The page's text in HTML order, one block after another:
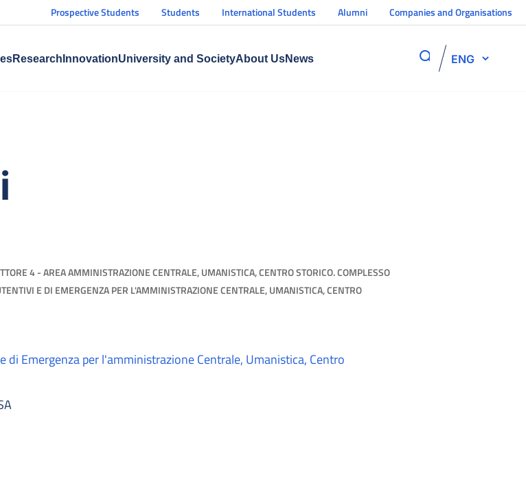
Prospective Students Students International Students Alumni Companies and Organisations
Research InnovationUniversity and SocietyAbout UsNews ENG
4 - AREA AMMINISTRAZIONE CENTRALE, UMANISTICA, CENTRO STORICO. COMPLESSO
E DI EMERGENZA PER L'AMMINISTRAZIONE CENTRALE, UMANISTICA, CENTRO
Emergenza per l'amministrazione Centrale, Umanistica, Centro